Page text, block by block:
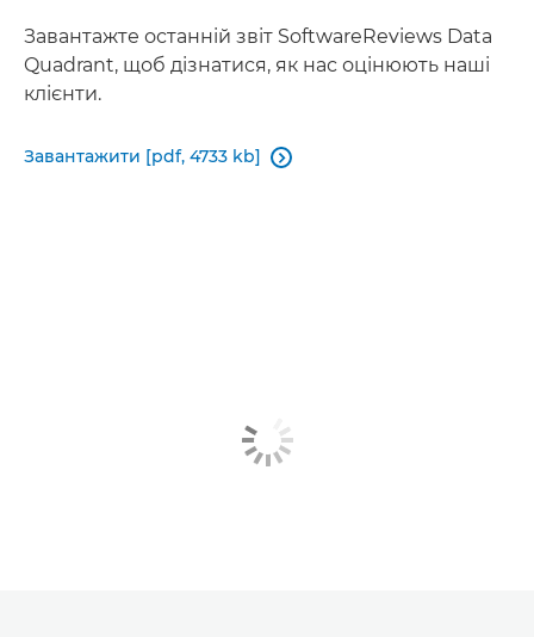
Завантажте останній звіт SoftwareReviews Data
Quadrant, щоб дізнатися, як нас оцінюють наші
клієнти.
Завантажити [pdf, 4733 kb] 